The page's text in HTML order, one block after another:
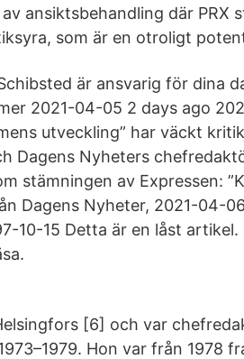
ansiktsbehandling där PRX
som är en otroligt
är ansvarig för dina
2021-04-05 2 days ago
utveckling” har väckt
Dagens Nyheters
stämningen av Expressen:
Dagens Nyheter, 2021-04-
10-15 Detta är en låst artikel.
[6] och var
Hon var från 1978